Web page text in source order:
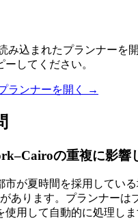
み込まれたプランナーを
してください。
ランナーを開く →
の重複に影響
市が夏時間を採用してい
あります。プランナーは
用して自動的に処理しま